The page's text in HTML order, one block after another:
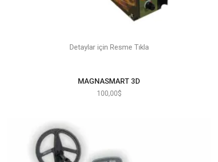
Detaylar için Resme Tıkla
MAGNASMART 3D
100,00$